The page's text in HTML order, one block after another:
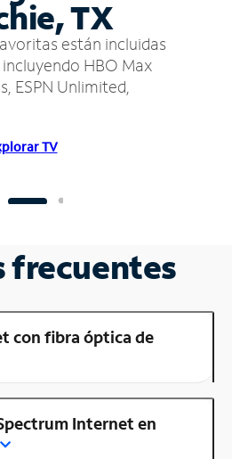
TX
están incluidas
HBO Max
ESPN Unlimited,
TV
frecuentes
con fibra óptica de
Internet en